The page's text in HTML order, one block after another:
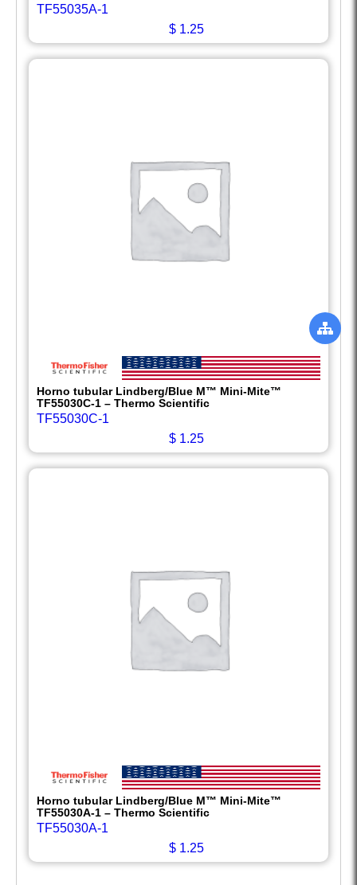
TF55035A-1
$ 1.25
Horno tubular Lindberg/Blue M™ Mini-Mite™
TF55030C-1 – Thermo Scientific
TF55030C-1
$ 1.25
Horno tubular Lindberg/Blue M™ Mini-Mite™
TF55030A-1 – Thermo Scientific
TF55030A-1
$ 1.25